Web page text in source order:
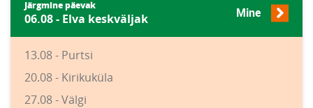
Järgmine päevak
06.08 - Elva keskväljak Mine
13.08 - Purtsi
20.08 - Kirikuküla
27.08 - Välgi